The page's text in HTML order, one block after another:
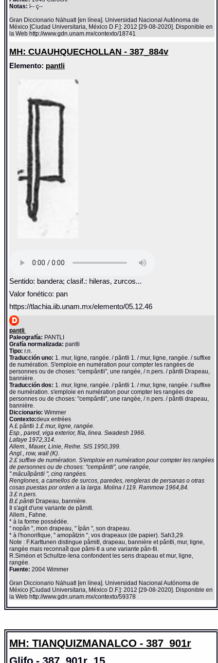
Notas: ï-- ç--
Gran Diccionario Náhuatl [en línea]. Universidad Nacional Autónoma de
México [Ciudad Universitaria, México D.F.]: 2012 [29-08-2020]. Disponible en
la Web http://www.gdn.unam.mx/contexto/18741
MH: CUAUHQUECHOLLAN - 387_884v
Elemento: pantli
Sentido: bandera; clasif.: hileras, zurcos...
Valor fonético: pan
https://tlachia.iib.unam.mx/elemento/05.12.46
pantli
Paleografía: PANTLI
Grafía normalizada: pantli
Tipo: r.n.
Traducción uno: 1. mur, ligne, rangée. / pântli 1. / mur, ligne, rangée. / suffixe
de numération. S'emploie en numération pour compter les rangées de
personnes ou de choses: "cempântli", une rangée, / n.pers. / pântli Drapeau,
bannière.
Traducción dos: 1. mur, ligne, rangée. / pântli 1. / mur, ligne, rangée. / suffixe
de numération. s'emploie en numération pour compter les rangées de
personnes ou de choses: "cempântli", une rangée, / n.pers. / pântli drapeau,
bannière.
Diccionario:Wimmer
Contexto:deux entrées
A.£ pântli 1.£ mur, ligne, rangée.
Esp., pared, viga exterior, fila, linea. Swadesh 1966.
Lafaye 1972,314.
Allem., Mauer, Linie, Reihe. SIS 1950,399.
Angl., row, wall (K).
2.£ suffixe de numération. S'emploie en numération pour compter les rangées
de personnes ou de choses: "cempântli", une rangée,
" mâcuîlpântli ", cinq rangées.
Renglones, a camellos de surcos, paredes, rengleras de persanas o otras
cosas puestas por orden a la larga. Molina I 119. Rammow 1964,84.
3.£ n.pers.
B.£ pântli Drapeau, bannière.
Il s'agit d'une variante de pâmitl.
Allem., Fahne.
* à la forme possédée.
" nopân ", mon drapeau, " îpân ", son drapeau.
* à l'honorifique, " amopâtzin ", vos drapeaux (de papier). Sah3,29.
Note : F.Karttunen distingue pâmitl, drapeau, bannière et pântli, mur, ligne,
rangée mais reconnaît que pâmi-tl a une variante pân-tli.
R.Siméon et Schultze-Iena confondent les sens drapeau et mur, ligne,
rangée.
Fuente: 2004 Wimmer
Gran Diccionario Náhuatl [en línea]. Universidad Nacional Autónoma de
México [Ciudad Universitaria, México D.F.]: 2012 [29-08-2020]. Disponible en
la Web http://www.gdn.unam.mx/contexto/59378
MH: TIANQUIZMANALCO - 387_901r